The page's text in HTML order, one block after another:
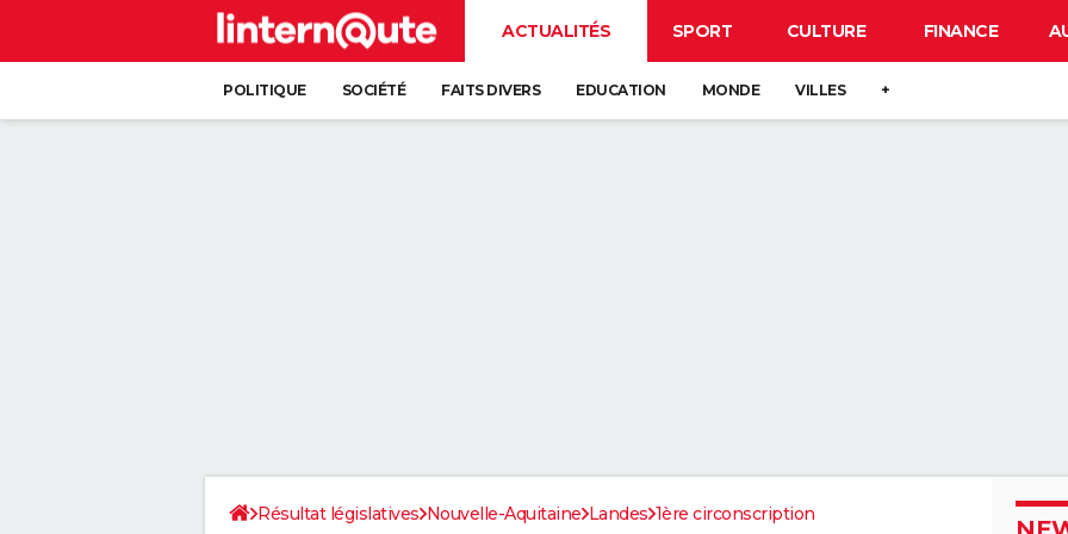
ACTUALITÉS SPORT CULTURE FINANCE
POLITIQUE SOCIÉTÉ FAITS DIVERS EDUCATION MONDE VILLES +
Résultat législatives Nouvelle-Aquitaine Landes 1ère circonscription